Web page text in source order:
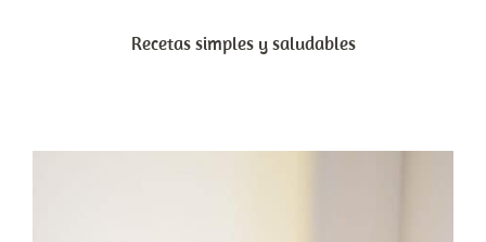
Recetas simples y saludables